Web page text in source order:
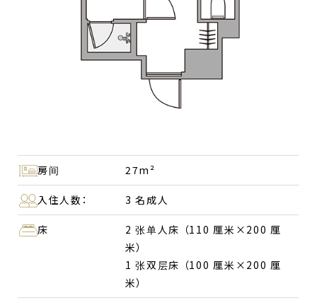
房间 27m²
入住人数： 3 名成人
床
2 张单人床 （110 厘米×200 厘
米）
1 张双层床 （100 厘米×200 厘
米）